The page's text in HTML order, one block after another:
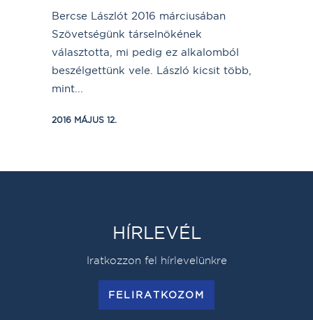
Bercse Lászlót 2016 márciusában
Szövetségünk társelnökének
választotta, mi pedig ez alkalomból
beszélgettünk vele. László kicsit több,
mint...
2016 MÁJUS 12.
HÍRLEVÉL
Iratkozzon fel hírlevelünkre
FELIRATKOZOM